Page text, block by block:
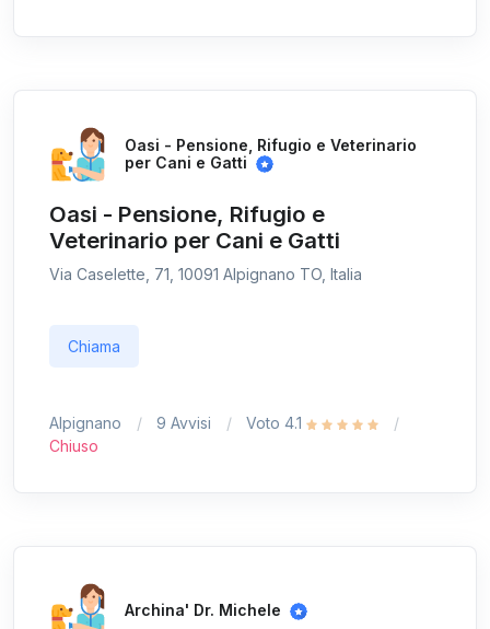
Oasi - Pensione, Rifugio e Veterinario
per Cani e Gatti
Oasi - Pensione, Rifugio e
Veterinario per Cani e Gatti
Via Caselette, 71, 10091 Alpignano TO, Italia
Chiama
Alpignano 9 Avvisi
Voto 4.1
Chiuso
Archina' Dr. Michele